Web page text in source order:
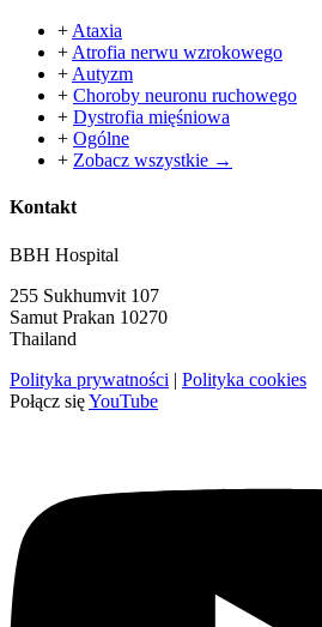
+ Ataxia
+ Atrofia nerwu wzrokowego
+ Autyzm
+ Choroby neuronu ruchowego
+ Dystrofia mięśniowa
+ Ogólne
+ Zobacz wszystkie →
Kontakt
BBH Hospital
255 Sukhumvit 107
Samut Prakan 10270
Thailand
Polityka prywatności | Polityka cookies
Połącz sięYouTube